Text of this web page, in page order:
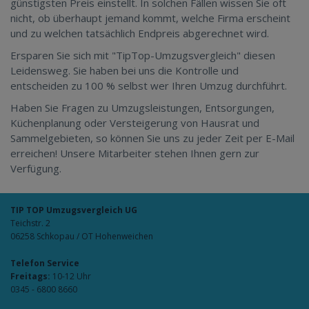
nicht, ob überhaupt jemand kommt, welche Firma erscheint
und zu welchen tatsächlich Endpreis abgerechnet wird.
Ersparen Sie sich mit "TipTop-Umzugsvergleich" diesen
Leidensweg. Sie haben bei uns die Kontrolle und
entscheiden zu 100 % selbst wer Ihren Umzug durchführt.
Haben Sie Fragen zu Umzugsleistungen, Entsorgungen,
Küchenplanung oder Versteigerung von Hausrat und
Sammelgebieten, so können Sie uns zu jeder Zeit per E-Mail
erreichen! Unsere Mitarbeiter stehen Ihnen gern zur
Verfügung.
TIP TOP Umzugsvergleich UG
Teichstr. 2
06258 Schkopau / OT Hohenweichen
Telefon Service
Freitags: 10-12 Uhr
0345 - 6800 8660